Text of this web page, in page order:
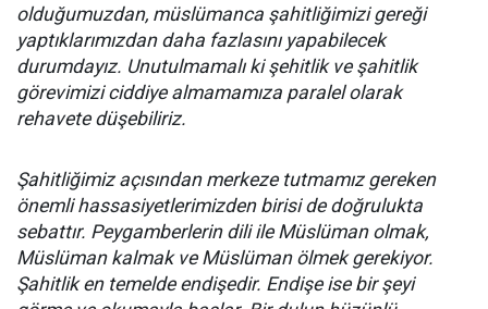
olduğumuzdan, müslümanca şahitliğimizi gereği
yaptıklarımızdan daha fazlasını yapabilecek
durumdayız. Unutulmamalı ki şehitlik ve şahitlik
görevimizi ciddiye almamamıza paralel olarak
rehavete düşebiliriz.
Şahitliğimiz açısından merkeze tutmamız gereken
önemli hassasiyetlerimizden birisi de doğrulukta
sebattır. Peygamberlerin dili ile Müslüman olmak,
Müslüman kalmak ve Müslüman ölmek gerekiyor.
Şahitlik en temelde endişedir. Endişe ise bir şeyi